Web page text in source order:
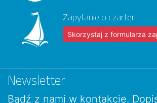
Zapytanie o czarter
Skorzystaj z formularza
Newsletter
Bądź z nami w kontakcie.